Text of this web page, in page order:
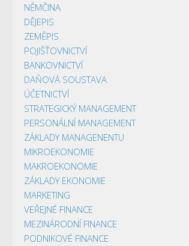
NĚMČINA
DĚJEPIS
ZEMĚPIS
POJIŠŤOVNICTVÍ
BANKOVNICTVÍ
DAŇOVÁ SOUSTAVA
ÚČETNICTVÍ
STRATEGICKÝ MANAGEMENT
PERSONÁLNÍ MANAGEMENT
ZÁKLADY MANAGENENTU
MIKROEKONOMIE
MAKROEKONOMIE
ZÁKLADY EKONOMIE
MARKETING
VEŘEJNÉ FINANCE
MEZINÁRODNÍ FINANCE
PODNIKOVÉ FINANCE